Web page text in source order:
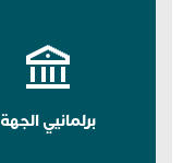
برلمانيي الجهة